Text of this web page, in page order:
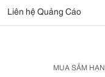
Liên hệ Quảng Cáo
MUA SẮM